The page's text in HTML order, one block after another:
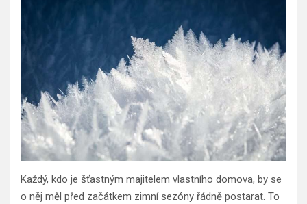
Každý, kdo je šťastným majitelem vlastního domova, by se
o něj měl před začátkem zimní sezóny řádně postarat. To